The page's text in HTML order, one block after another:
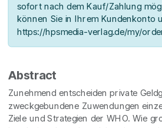
sofort nach dem Kauf/Zahlung
können Sie in Ihrem Kundenkonto
https://hpsmedia-verlag.de/my/
Abstract
Zunehmend entscheiden private
zweckgebundene Zuwendungen
Ziele und Strategien der WHO. Wie